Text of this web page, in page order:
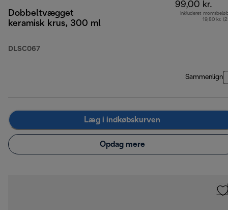
Dobbeltvægget
keramisk krus, 300 ml
DLSC067
99,00 kr.
Inkluderet
19,80 kr.
Sammenlign
Læg i indkøbskurven
Opdag mere